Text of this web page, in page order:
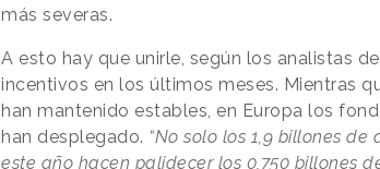
más severas.
A esto hay que unirle, según los analistas
incentivos en los últimos meses. Mientras
han mantenido estables, en Europa los
han desplegado. “No solo los 1,9 billones
este año hacen palidecer los 0,750 billones